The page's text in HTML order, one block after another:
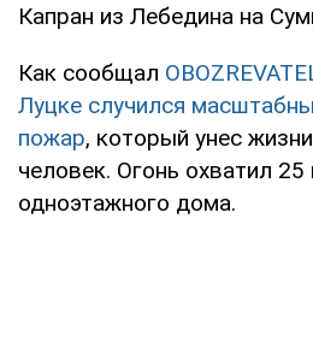
Капран из Лебедина на
Как сообщал
Луцке случился
пожар, который унес
человек. Огонь охватил
одноэтажного дома.